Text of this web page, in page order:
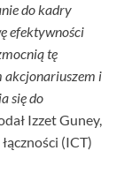
do kadry
efektywności
tę
akcjonariuszem i
się do
Izzet Guney,
(ICT)